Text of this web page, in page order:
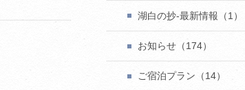
湖白の抄‐最新情報（1）
お知らせ（174）
ご宿泊プラン（14）